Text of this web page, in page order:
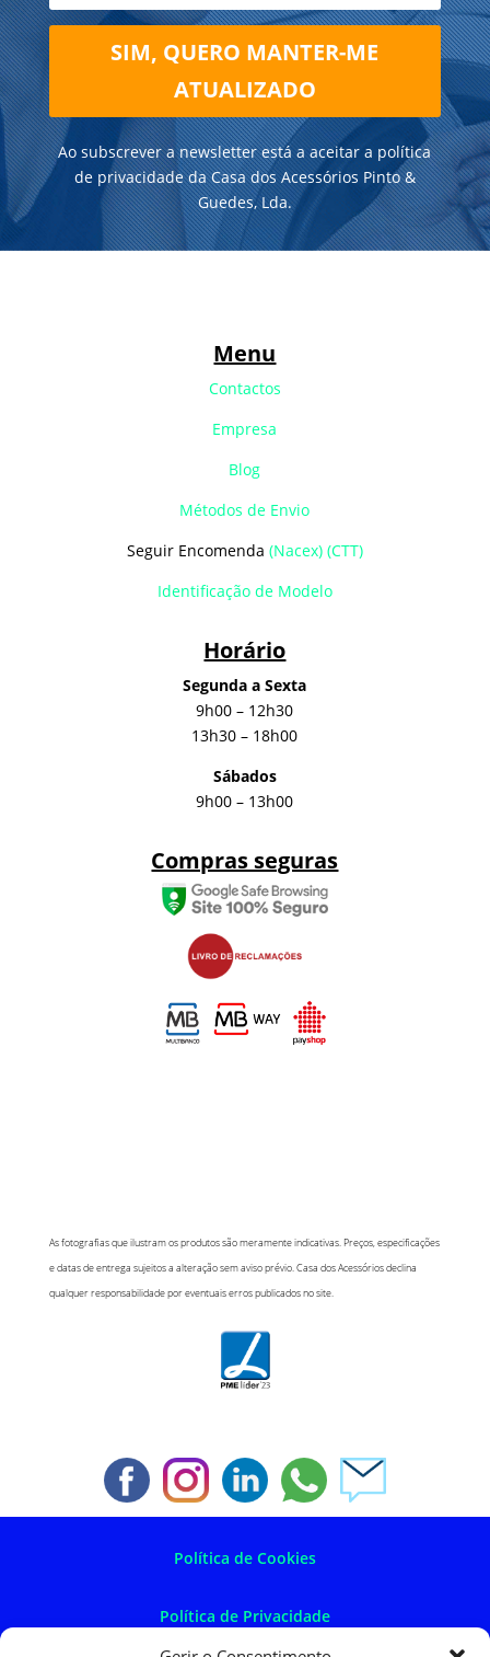
SIM, QUERO MANTER-ME
ATUALIZADO
Ao subscrever a newsletter está a aceitar a política
de privacidade da Casa dos Acessórios Pinto &
Guedes, Lda.
Menu
Contactos
Empresa
Blog
Métodos de Envio
Seguir Encomenda (Nacex) (CTT)
Identificação de Modelo
Horário
Segunda a Sexta
9h00 – 12h30
13h30 – 18h00
Sábados
9h00 – 13h00
Compras seguras
As fotografias que ilustram os produtos são meramente indicativas. Preços, especificações
e datas de entrega sujeitos a alteração sem aviso prévio. Casa dos Acessórios declina
qualquer responsabilidade por eventuais erros publicados no site.
Política de Cookies
Política de Privacidade